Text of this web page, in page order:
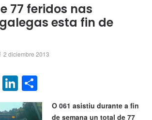
77 feridos nas
esta fin de
Posted
2 diciembre 2013
WhatsApp
LinkedIn
O 061 asistiu durante a fin
de semana un total de 77